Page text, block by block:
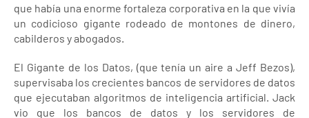
que había una enorme fortaleza corporativa en la que vivía
un codicioso gigante rodeado de montones de dinero,
cabilderos y abogados.
El Gigante de los Datos, (que tenía un aire a Jeff Bezos),
supervisaba los crecientes bancos de servidores de datos
que ejecutaban algoritmos de inteligencia artificial. Jack
vio que los bancos de datos y los servidores de